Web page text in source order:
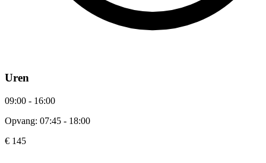
Uren
09:00 - 16:00
Opvang: 07:45 - 18:00
€ 145